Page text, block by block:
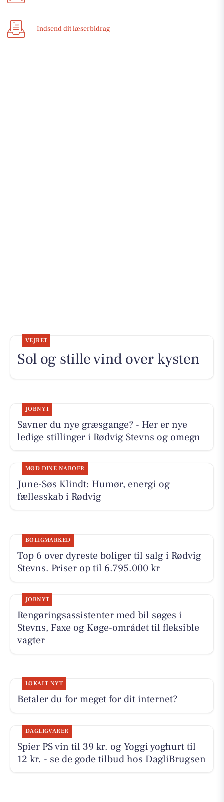
Indsend dit læserbidrag
VEJRET
Sol og stille vind over kysten
JOBNYT
Savner du nye græsgange? - Her er nye
ledige stillinger i Rødvig Stevns og omegn
MØD DINE NABOER
June-Søs Klindt: Humør, energi og
fællesskab i Rødvig
BOLIGMARKED
Top 6 over dyreste boliger til salg i Rødvig
Stevns. Priser op til 6.795.000 kr
JOBNYT
Rengøringsassistenter med bil søges i
Stevns, Faxe og Køge-området til fleksible
vagter
LOKALT NYT
Betaler du for meget for dit internet?
DAGLIGVARER
Spier PS vin til 39 kr. og Yoggi yoghurt til
12 kr. - se de gode tilbud hos DagliBrugsen